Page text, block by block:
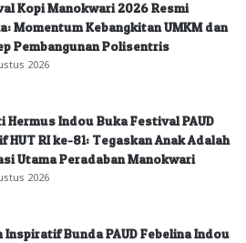
Kopi Manokwari 2026 Resmi
Momentum Kebangkitan UMKM dan
Pembangunan Polisentris
2026
Hermus Indou Buka Festival PAUD
HUT RI ke-81: Tegaskan Anak Adalah
Utama Peradaban Manokwari
2026
Inspiratif Bunda PAUD Febelina Indou